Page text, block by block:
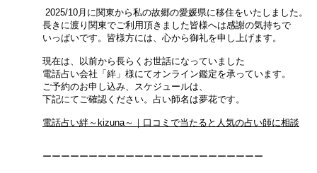
2025/10月に関東から私の故郷の愛媛県に移住をいたしました。
長きに渡り関東でご利用頂きました皆様へは感謝の気持ちで
​いっぱいです。皆様方には、 心から御礼を申し上げます。
現在は、以前から長らくお世話になっていました
電話占い会社「絆」様にてオンライン鑑定を承っています。
ご予約のお申し込み、スケジュールは、
下記にてご確認ください。 占い師名は夢花です。
電話占い絆～kizuna～｜口コミで当たると人気の占い師に相談
ーーーーーーーーーーーーーーーーーーーーーーーー